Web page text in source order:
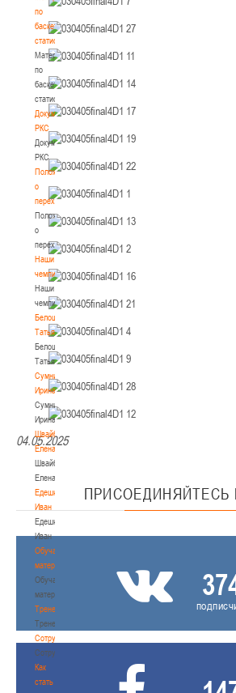
по
баскетбольной
статистике
Материалы
по
баскетбольной
статистике
Документы
РКС
Документы
РКС
Положение
о
переходах
Положение
о
переходах
Наши
чемпионы
Наши
чемпионы
Белошапко
Татьяна
Белошапко
Татьяна
Сумникова
Ирина
Сумникова
Ирина
Швайбович
Елена
Швайбович
Елена
Едешко
Иван
Едешко
Иван
Обучающие
материалы
Обучающие
материалы
Тренерам
Тренерам
Сотрудничество
Сотрудничество
Как
стать
04.05.2025
ПРИСОЕДИНЯЙТЕСЬ